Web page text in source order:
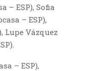
– ESP), Sofia
– ESP),
Lupe Vázquez
– ESP),